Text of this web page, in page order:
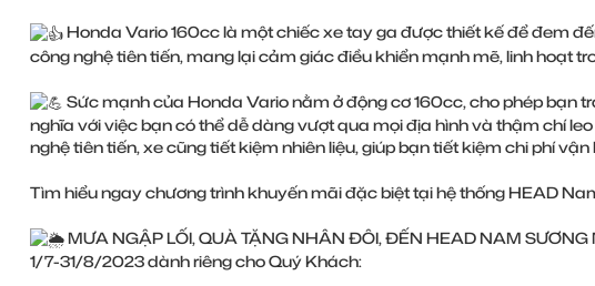
Honda Vario 160cc là một chiếc xe tay ga được thiết kế để đem
công nghệ tiên tiến, mang lại cảm giác điều khiển mạnh mẽ, linh hoạt
Sức mạnh của Honda Vario nằm ở động cơ 160cc, cho phép bạn
nghĩa với việc bạn có thể dễ dàng vượt qua mọi địa hình và thậm chí
nghệ tiên tiến, xe cũng tiết kiệm nhiên liệu, giúp bạn tiết kiệm chi phí vận
Tìm hiểu ngay chương trình khuyến mãi đặc biệt tại hệ thống HEAD
MƯA NGẬP LỐI, QUÀ TẶNG NHÂN ĐÔI, ĐẾN HEAD NAM
1/7-31/8/2023 dành riêng cho Quý Khách: